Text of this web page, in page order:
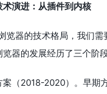
演进：从插件到内核
览器的技术格局，我们需
器的发展经历了三个阶
（2018-2020）。早期